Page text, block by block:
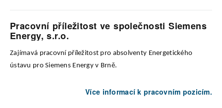
Pracovní příležitost ve společnosti Siemens
Energy, s.r.o.
Zajímavá pracovní příležitost pro absolventy Energetického
ústavu pro Siemens Energy v Brně.
Více informací k pracovním pozicím.